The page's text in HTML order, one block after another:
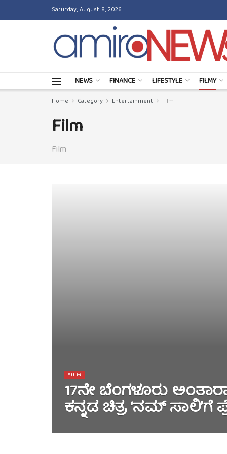
Saturday, August 8, 2026
NEWS FINANCE LIFESTYLE FILMY
Home Category Entertainment Film
Film
Film
FILM
17ನೇ ಬೆಂಗಳೂರು
ಕನ್ನಡ ಚಿತ್ರ ‘ನಮ್ ಸಾಲಿ’ಗೆ